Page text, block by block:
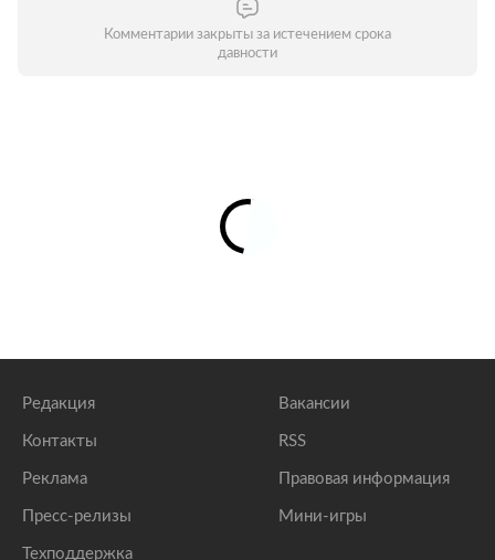
Комментарии закрыты за истечением срока
давности
Редакция
Контакты
Реклама
Пресс-релизы
Техподдержка
Вакансии
RSS
Правовая информация
Мини-игры